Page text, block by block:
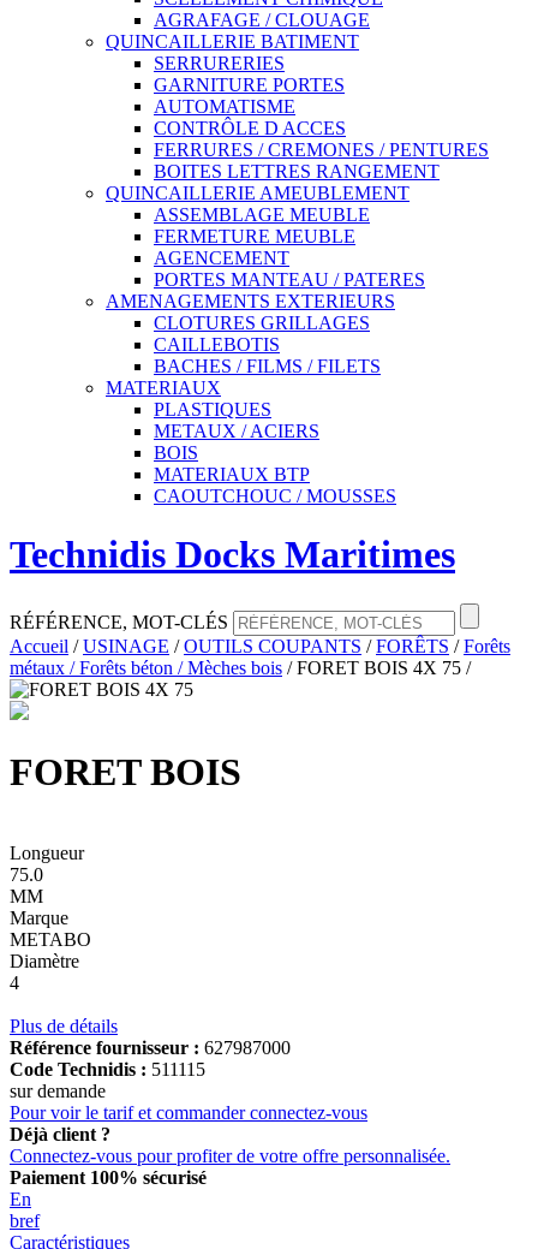
AGRAFAGE / CLOUAGE
QUINCAILLERIE BATIMENT
SERRURERIES
GARNITURE PORTES
AUTOMATISME
CONTRÔLE D ACCES
FERRURES / CREMONES / PENTURES
BOITES LETTRES RANGEMENT
QUINCAILLERIE AMEUBLEMENT
ASSEMBLAGE MEUBLE
FERMETURE MEUBLE
AGENCEMENT
PORTES MANTEAU / PATERES
AMENAGEMENTS EXTERIEURS
CLOTURES GRILLAGES
CAILLEBOTIS
BACHES / FILMS / FILETS
MATERIAUX
PLASTIQUES
METAUX / ACIERS
BOIS
MATERIAUX BTP
CAOUTCHOUC / MOUSSES
Technidis Docks Maritimes
RÉFÉRENCE, MOT-CLÉS
Accueil /USINAGE /OUTILS COUPANTS /FORÊTS /Forêts
métaux / Forêts béton / Mèches bois /FORET BOIS 4X 75 /
FORET BOIS
Longueur
75.0
MM
Marque
METABO
Diamètre
4
Plus de détails
Référence fournisseur : 627987000
Code Technidis : 511115
sur demande
Pour voir le tarif et commander connectez-vous
Déjà client ?
Connectez-vous pour profiter de votre offre personnalisée.
Paiement 100% sécurisé
En
bref
Caractéristiques